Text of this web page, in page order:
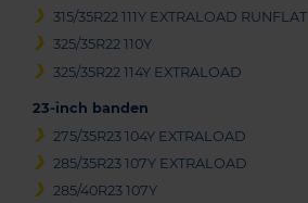
315/35R22 111Y EXTRALOAD RUNFLAT
325/35R22 110Y
325/35R22 114Y EXTRALOAD
23-inch banden
275/35R23 104Y EXTRALOAD
285/35R23 107Y EXTRALOAD
285/40R23 107Y